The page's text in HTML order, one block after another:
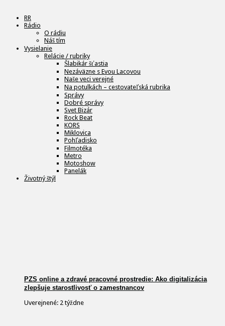
RR
Rádio
O rádiu
Náš tím
Vysielanie
Relácie / rubriky
Šlabikár šťastia
Nezáväzne s Evou Lacovou
Naše veci verejné
Na potulkách – cestovateľská rubrika
Správy
Dobré správy
Svet Bizár
Rock Beat
KORS
Miklovica
Pohľadisko
Filmotéka
Metro
Motoshow
Panelák
Životný štýl
PZS online a zdravé pracovné prostredie: Ako digitalizácia
zlepšuje starostlivosť o zamestnancov
Uverejnené: 2 týždne